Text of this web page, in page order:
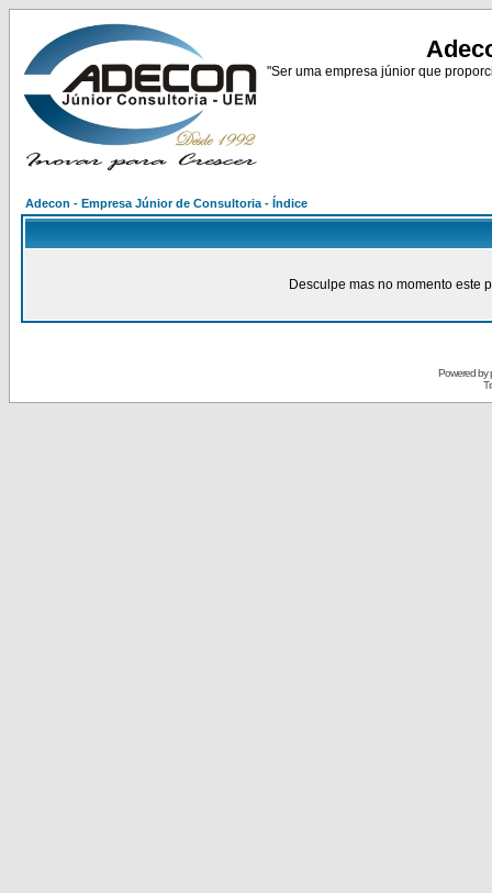
"Ser uma empresa júnior que
Adecon - Empresa Júnior de Consultoria - Índice
Desculpe mas no momento este
Powered by